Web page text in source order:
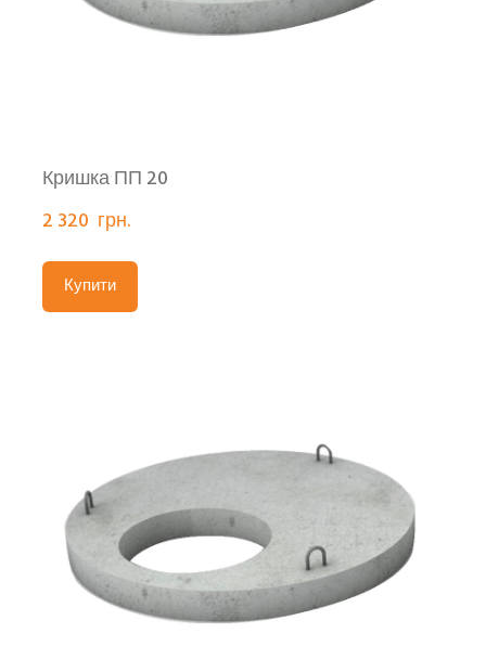
Кришка ПП 20
2 320  грн.
Купити